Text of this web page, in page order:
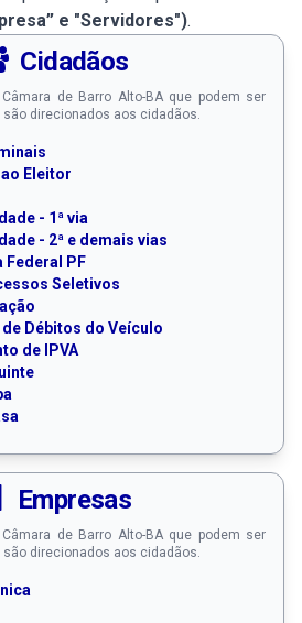
e "Servidores").
Cidadãos
de Barro Alto-BA que podem ser
direcionados aos cidadãos.
Eleitor
- 1ª via
- 2ª e demais vias
Federal PF
Seletivos
Débitos do Veículo
de IPVA
Empresas
de Barro Alto-BA que podem ser
direcionados aos cidadãos.